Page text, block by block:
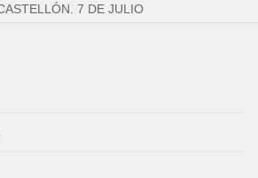
7 DE JULIO